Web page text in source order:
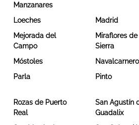
Manzanares
Loeches Madrid
Mejorada del
Campo
Miraflores de
Sierra
Móstoles Navalcarnero
Parla Pinto
Rozas de Puerto
Real
San Agustín
Guadalix